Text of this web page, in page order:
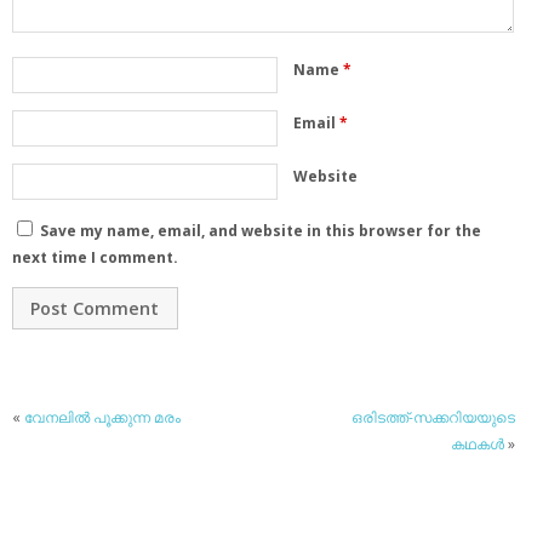
Name *
Email *
Website
Save my name, email, and website in this browser for the
next time I comment.
« വേനലില്‍ പൂക്കുന്ന മരം
ഒരിടത്ത്-സക്കറിയയുടെ
കഥകള്‍»